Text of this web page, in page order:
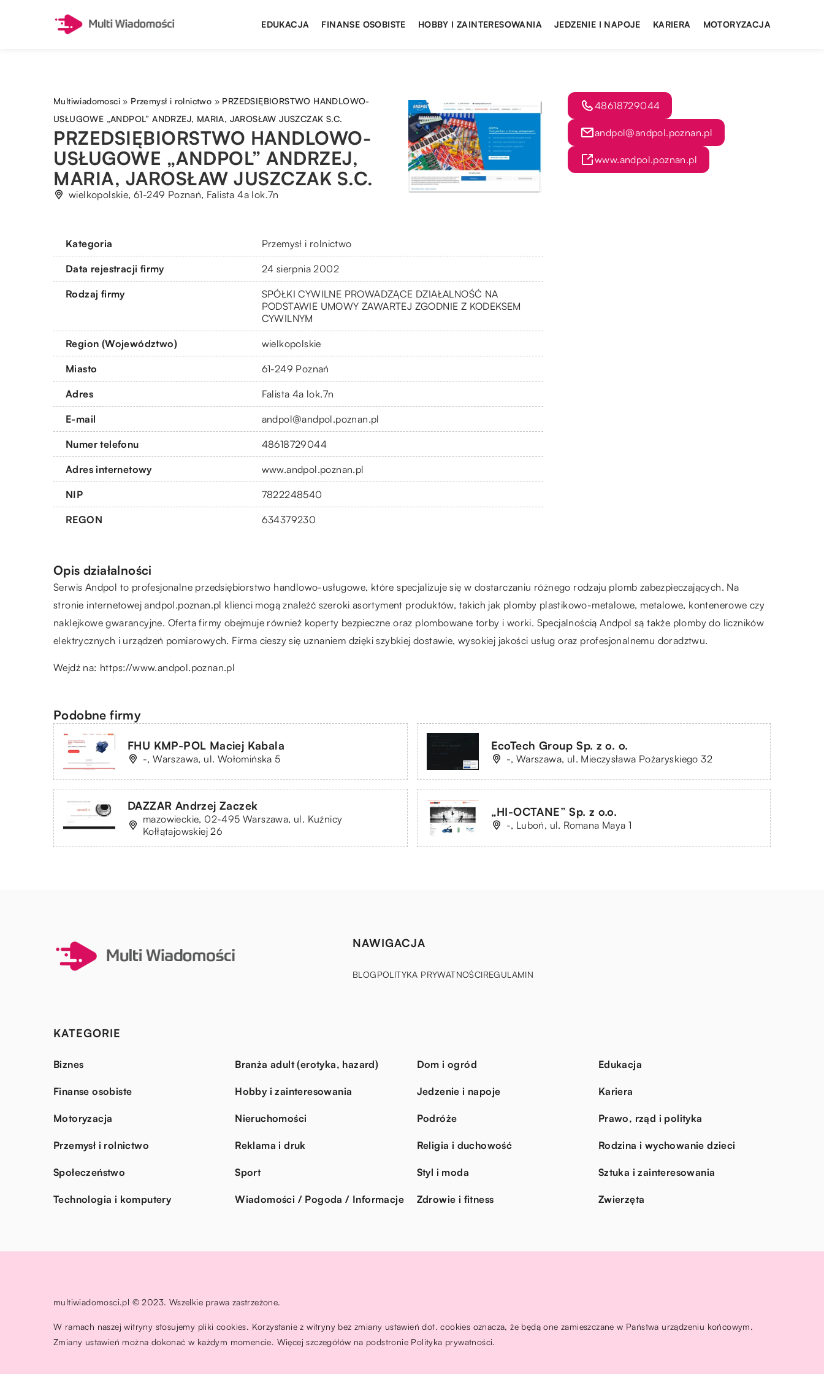
EDUKACJA FINANSE OSOBISTE HOBBY I ZAINTERESOWANIA JEDZENIE I NAPOJE KARIERA MOTORYZACJA
Multiwiadomosci » Przemysł i rolnictwo » PRZEDSIĘBIORSTWO HANDLOWO-
USŁUGOWE „ANDPOL” ANDRZEJ, MARIA, JAROSŁAW JUSZCZAK S.C.
PRZEDSIĘBIORSTWO HANDLOWO-
USŁUGOWE „ANDPOL” ANDRZEJ,
MARIA, JAROSŁAW JUSZCZAK S.C.
wielkopolskie, 61-249 Poznań, Falista 4a lok.7n
Kategoria Przemysł i rolnictwo
Data rejestracji firmy 24 sierpnia 2002
Rodzaj firmy
SPÓŁKI CYWILNE PROWADZĄCE DZIAŁALNOŚĆ NA
PODSTAWIE UMOWY ZAWARTEJ ZGODNIE Z KODEKSEM
CYWILNYM
Region (Województwo) wielkopolskie
Miasto 61-249 Poznań
Adres Falista 4a lok.7n
E-mail andpol@andpol.poznan.pl
Numer telefonu 48618729044
Adres internetowy www.andpol.poznan.pl
NIP 7822248540
REGON 634379230
48618729044
andpol@andpol.poznan.pl
www.andpol.poznan.pl
Opis działalności
Serwis Andpol to profesjonalne przedsiębiorstwo handlowo-usługowe, które specjalizuje się w dostarczaniu różnego rodzaju plomb zabezpieczających. Na
stronie internetowej andpol.poznan.pl klienci mogą znaleźć szeroki asortyment produktów, takich jak plomby plastikowo-metalowe, metalowe, kontenerowe czy
naklejkowe gwarancyjne. Oferta firmy obejmuje również koperty bezpieczne oraz plombowane torby i worki. Specjalnością Andpol są także plomby do liczników
elektrycznych i urządzeń pomiarowych. Firma cieszy się uznaniem dzięki szybkiej dostawie, wysokiej jakości usług oraz profesjonalnemu doradztwu.
Wejdź na: https://www.andpol.poznan.pl
Podobne firmy
FHU KMP-POL Maciej Kabala
-, Warszawa, ul. Wołomińska 5
EcoTech Group Sp. z o. o.
-, Warszawa, ul. Mieczysława Pożaryskiego 32
DAZZAR Andrzej Zaczek
mazowieckie, 02-495 Warszawa, ul. Kuźnicy
Kołłątajowskiej 26
„HI-OCTANE” Sp. z o.o.
-, Luboń, ul. Romana Maya 1
NAWIGACJA
BLOGPOLITYKA PRYWATNOŚCIREGULAMIN
KATEGORIE
Biznes Branża adult (erotyka, hazard) Dom i ogród Edukacja
Finanse osobiste Hobby i zainteresowania Jedzenie i napoje Kariera
Motoryzacja Nieruchomości Podróże Prawo, rząd i polityka
Przemysł i rolnictwo Reklama i druk Religia i duchowość Rodzina i wychowanie dzieci
Społeczeństwo Sport Styl i moda Sztuka i zainteresowania
Technologia i komputery Wiadomości / Pogoda / Informacje Zdrowie i fitness Zwierzęta
multiwiadomosci.pl © 2023. Wszelkie prawa zastrzeżone.
W ramach naszej witryny stosujemy pliki cookies. Korzystanie z witryny bez zmiany ustawień dot. cookies oznacza, że będą one zamieszczane w Państwa urządzeniu końcowym.
Zmiany ustawień można dokonać w każdym momencie. Więcej szczegółów na podstronie Polityka prywatności.